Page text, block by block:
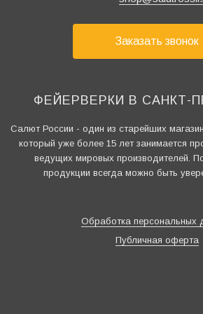
Заказать звонок
ФЕЙЕРВЕРКИ В САНКТ-
Салют России - один из старейших
который уже более 15 лет занимается
ведущих мировых производителей.
продукции всегда можно быть
Обработка персональных
Публичная оферта